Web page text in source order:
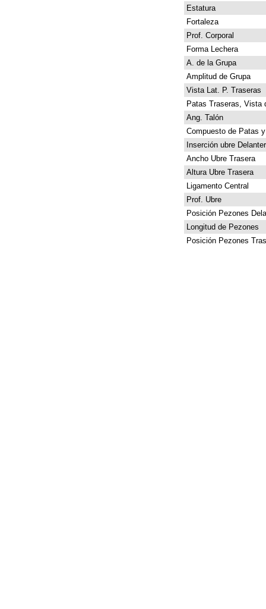
Estatura
Fortaleza
Prof. Corporal
Forma Lechera
A. de la Grupa
Amplitud de Grupa
Vista Lat. P. Traseras
Patas Traseras, Vista
Ang. Talón
Compuesto de Patas
Inserción ubre
Ancho Ubre Trasera
Altura Ubre Trasera
Ligamento Central
Prof. Ubre
Posición Pezones
Longitud de Pezones
Posición Pezones